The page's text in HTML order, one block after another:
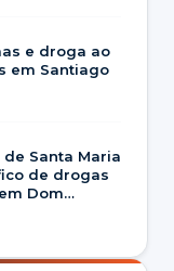
e droga ao
em Santiago
Santa Maria
de drogas
Dom